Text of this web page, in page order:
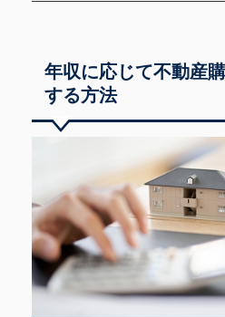
年収に応じて不動産
する方法